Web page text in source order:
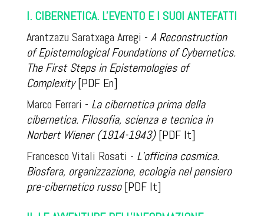
I. CIBERNETICA. L'EVENTO E I SUOI ANTEFATTI
Arantzazu Saratxaga Arregi - A Reconstruction
of Epistemological Foundations of Cybernetics.
The First Steps in Epistemologies of
Complexity[PDF En]
Marco Ferrari - La cibernetica prima della
cibernetica. Filosofia, scienza e tecnica in
Norbert Wiener (1914-1943)[PDF It]
Francesco Vitali Rosati - L’officina cosmica.
Biosfera, organizzazione, ecologia nel pensiero
pre-cibernetico russo[PDF It]